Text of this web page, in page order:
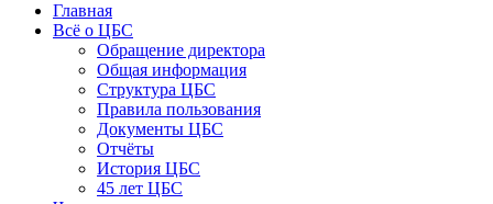
Главная
Всё о ЦБС
Обращение директора
Общая информация
Структура ЦБС
Правила пользования
Документы ЦБС
Отчёты
История ЦБС
45 лет ЦБС